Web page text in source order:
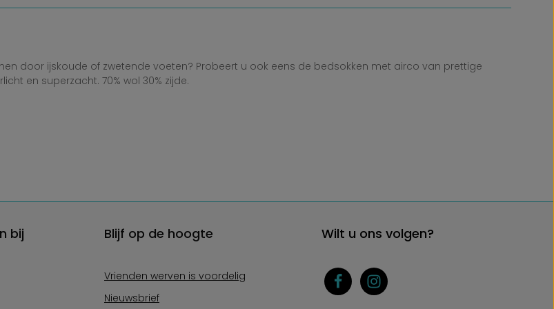
door ijskoude of zwetende voeten? Probeert u ook eens de bedsokken met airco van prettige
en superzacht. 70% wol 30% zijde.
bij
Blijf op de hoogte
Vrienden werven is voordelig
Nieuwsbrief
Wilt u ons volgen?